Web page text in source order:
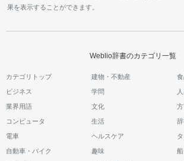
果を表示することができます。
Weblio辞書のカテゴリ一覧
カテゴリトップ 建物・不動産
ビジネス 学問
業界用語 文化
コンピュータ 生活
電車 ヘルスケア
自動車・バイク 趣味 船